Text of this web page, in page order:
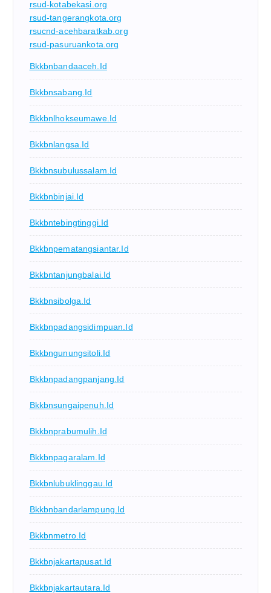
rsud-kotabekasi.org
rsud-tangerangkota.org
rsucnd-acehbaratkab.org
rsud-pasuruankota.org
Bkkbnbandaaceh.id
Bkkbnsabang.id
Bkkbnlhokseumawe.id
Bkkbnlangsa.id
Bkkbnsubulussalam.id
Bkkbnbinjai.id
Bkkbntebingtinggi.id
Bkkbnpematangsiantar.id
Bkkbntanjungbalai.id
Bkkbnsibolga.id
Bkkbnpadangsidimpuan.id
Bkkbngunungsitoli.id
Bkkbnpadangpanjang.id
Bkkbnsungaipenuh.id
Bkkbnprabumulih.id
Bkkbnpagaralam.id
Bkkbnlubuklinggau.id
Bkkbnbandarlampung.id
Bkkbnmetro.id
Bkkbnjakartapusat.id
Bkkbnjakartautara.id